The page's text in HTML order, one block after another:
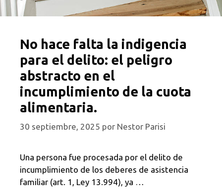
No hace falta la indigencia
para el delito: el peligro
abstracto en el
incumplimiento de la cuota
alimentaria.
30 septiembre, 2025 por Nestor Parisi
Una persona fue procesada por el delito de
incumplimiento de los deberes de asistencia
familiar (art. 1, Ley 13.994), ya …